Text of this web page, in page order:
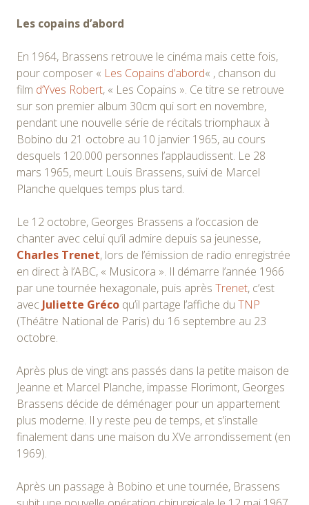
Les copains d’abord
En 1964, Brassens retrouve le cinéma mais cette fois,
pour composer « Les Copains d’abord« , chanson du
film d’Yves Robert, « Les Copains ». Ce titre se retrouve
sur son premier album 30cm qui sort en novembre,
pendant une nouvelle série de récitals triomphaux à
Bobino du 21 octobre au 10 janvier 1965, au cours
desquels 120.000 personnes l’applaudissent. Le 28
mars 1965, meurt Louis Brassens, suivi de Marcel
Planche quelques temps plus tard.
Le 12 octobre, Georges Brassens a l’occasion de
chanter avec celui qu’il admire depuis sa jeunesse,
Charles Trenet, lors de l’émission de radio enregistrée
en direct à l’ABC, « Musicora ». Il démarre l’année 1966
par une tournée hexagonale, puis après Trenet, c’est
avec Juliette Gréco qu’il partage l’affiche du TNP
(Théâtre National de Paris) du 16 septembre au 23
octobre.
Après plus de vingt ans passés dans la petite maison de
Jeanne et Marcel Planche, impasse Florimont, Georges
Brassens décide de déménager pour un appartement
plus moderne. Il y reste peu de temps, et s’installe
finalement dans une maison du XVe arrondissement (en
1969).
Après un passage à Bobino et une tournée, Brassens